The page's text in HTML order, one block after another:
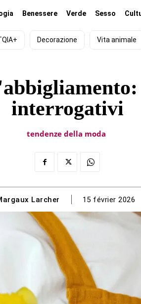
Benessere Verde Sesso
Decorazione Vita animale
interrogativi
tendenze della moda
Larcher 15 février 2026